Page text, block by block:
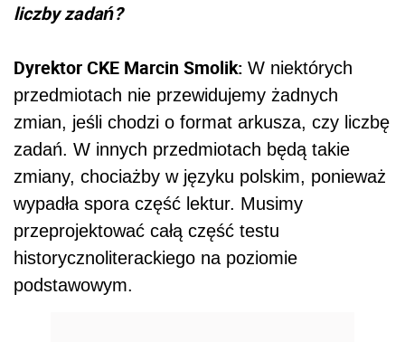
liczby zadań?
Dyrektor CKE Marcin Smolik: W niektórych
przedmiotach nie przewidujemy żadnych
zmian, jeśli chodzi o format arkusza, czy liczbę
zadań. W innych przedmiotach będą takie
zmiany, chociażby w języku polskim, ponieważ
wypadła spora część lektur. Musimy
przeprojektować całą część testu
historycznoliterackiego na poziomie
podstawowym.